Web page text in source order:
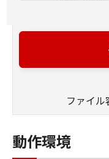
とは、「許
タの記憶媒
と、アクセ
しくは実行
します）す
た、お客様
ファイ
動作環境